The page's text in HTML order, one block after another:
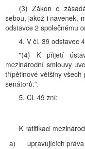
(3) Zákon o
sebou, jakož i navenek,
odstavce 2 společnému
4. V čl. 39 odstavec
"(4) K přijetí
mezinárodní smlouvy
třípětinové většiny
senátorů.".
5. Čl. 49 zní:
K ratifikaci
a)
upravujících